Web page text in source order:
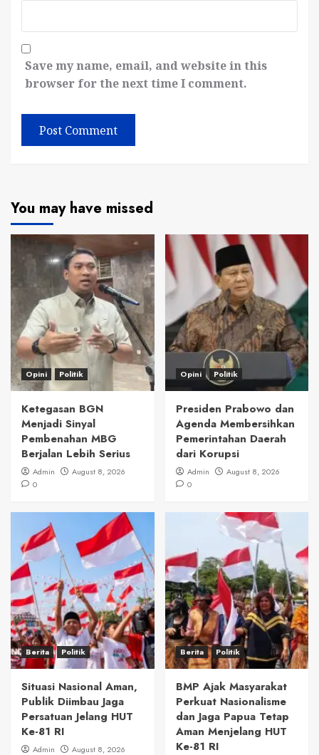
Save my name, email, and website in this
browser for the next time I comment.
You may have missed
Opini Politik
Ketegasan BGN
Menjadi Sinyal
Pembenahan MBG
Berjalan Lebih Serius
Admin
August 8, 2026
0
Opini Politik
Presiden Prabowo dan
Agenda Membersihkan
Pemerintahan Daerah
dari Korupsi
Admin
August 8, 2026
0
Berita Politik
Situasi Nasional Aman,
Publik Diimbau Jaga
Persatuan Jelang HUT
Ke-81 RI
Admin
August 8, 2026
Berita Politik
BMP Ajak Masyarakat
Perkuat Nasionalisme
dan Jaga Papua Tetap
Aman Menjelang HUT
Ke-81 RI